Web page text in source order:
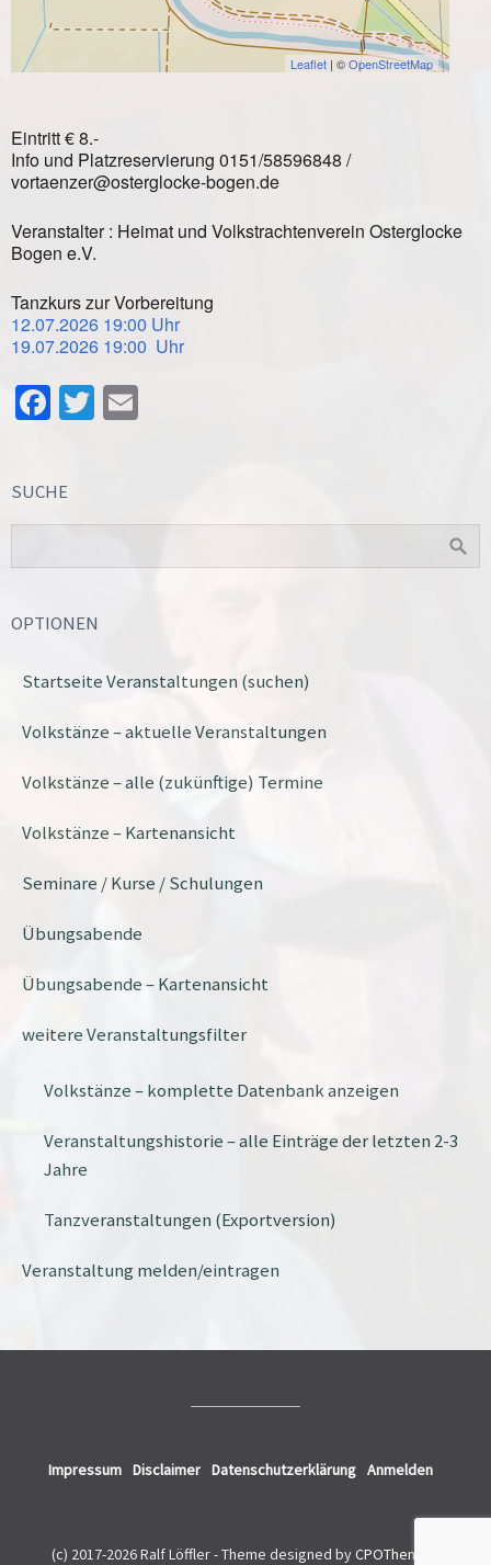
Leaflet | ©OpenStreetMap
Eintritt € 8.-
Info und Platzreservierung 0151/58596848 /
vortaenzer@osterglocke-bogen.de
Veranstalter : Heimat und Volkstrachtenverein Osterglocke
Bogen e.V.
Tanzkurs zur Vorbereitung
12.07.2026 19:00 Uhr
19.07.2026 19:00 Uhr
Facebook
Twitter
SUCHE
OPTIONEN
Startseite Veranstaltungen (suchen)
Volkstänze – aktuelle Veranstaltungen
Volkstänze – alle (zukünftige) Termine
Volkstänze – Kartenansicht
Seminare / Kurse / Schulungen
Übungsabende
Übungsabende – Kartenansicht
weitere Veranstaltungsfilter
Volkstänze – komplette Datenbank anzeigen
Veranstaltungshistorie – alle Einträge der letzten 2-3
Jahre
Tanzveranstaltungen (Exportversion)
Veranstaltung melden/eintragen
Impressum Disclaimer Datenschutzerklärung Anmelden
(c) 2017-2026 Ralf Löffler -Theme designed byCPOThemes